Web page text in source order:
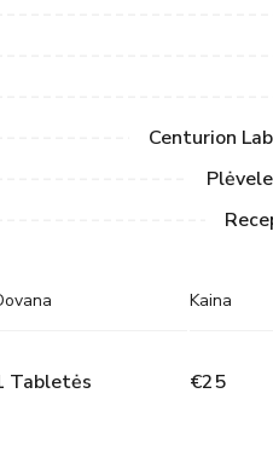
Centurion
Kaina
Tabletės €25